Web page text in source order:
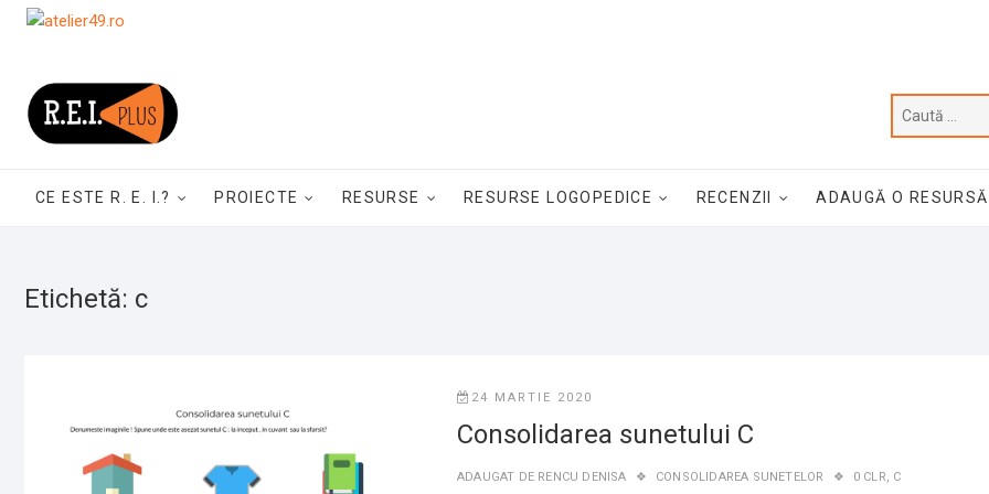
Skip
CE ESTE R. E. I.? PROIECTE RESURSE RESURSE LOGOPEDICE RECENZII ADAUGĂ O RESURSĂ
Etichetă: c
24 MARTIE 2020
Consolidarea sunetului C
ADAUGAT DE RENCU DENISA CONSOLIDAREA SUNETELOR 0 CLR, C